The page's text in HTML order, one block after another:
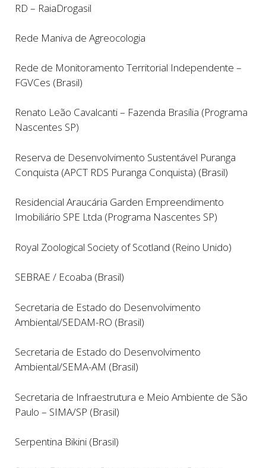
RD – RaiaDrogasil
Rede Maniva de Agreocologia
Rede de Monitoramento Territorial Independente –
FGVCes (Brasil)
Renato Leão Cavalcanti – Fazenda Brasília (Programa
Nascentes SP)
Reserva de Desenvolvimento Sustentável Puranga
Conquista (APCT RDS Puranga Conquista) (Brasil)
Residencial Araucária Garden Empreendimento
Imobiliário SPE Ltda (Programa Nascentes SP)
Royal Zoological Society of Scotland (Reino Unido)
SEBRAE / Ecoaba (Brasil)
Secretaria de Estado do Desenvolvimento
Ambiental/SEDAM-RO (Brasil)
Secretaria de Estado do Desenvolvimento
Ambiental/SEMA-AM (Brasil)
Secretaria de Infraestrutura e Meio Ambiente de São
Paulo – SIMA/SP (Brasil)
Serpentina Bikini (Brasil)